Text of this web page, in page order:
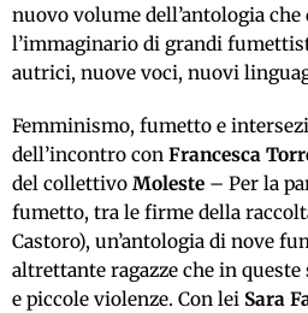
nuovo volume dell’antologia che
l’immaginario di grandi
autrici, nuove voci, nuovi
Femminismo, fumetto e
dell’incontro con Francesca
del collettivo Moleste – Per la
fumetto, tra le firme della
Castoro), un’antologia di nove
altrettante ragazze che in
e piccole violenze. Con lei Sara